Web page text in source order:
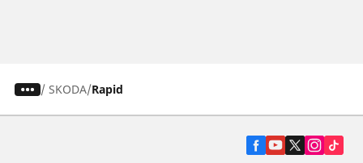
/ SKODA Rapid